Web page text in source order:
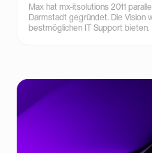
Max hat mx-itsolutions 2011
Darmstadt gegründet. Die Vision
bestmöglichen IT Support bieten.